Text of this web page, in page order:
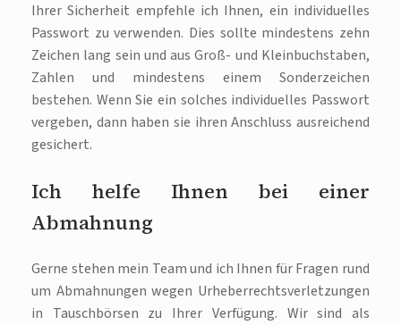
Ihrer Sicherheit empfehle ich Ihnen, ein individuelles
Passwort zu verwenden. Dies sollte mindestens zehn
Zeichen lang sein und aus Groß- und Kleinbuchstaben,
Zahlen und mindestens einem Sonderzeichen
bestehen. Wenn Sie ein solches individuelles Passwort
vergeben, dann haben sie ihren Anschluss ausreichend
gesichert.
Ich helfe Ihnen bei einer
Abmahnung
Gerne stehen mein Team und ich Ihnen für Fragen rund
um Abmahnungen wegen Urheberrechtsverletzungen
in Tauschbörsen zu Ihrer Verfügung. Wir sind als